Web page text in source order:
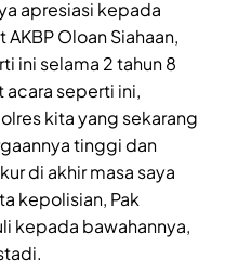
apresiasi kepada
Oloan Siahaan,
ini selama 2 tahun 8
acara seperti ini,
kita yang sekarang
tinggi dan
di akhir masa saya
kepolisian, Pak
kepada bawahannya,